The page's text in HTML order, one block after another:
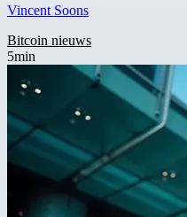
Vincent Soons
Bitcoin nieuws
5min